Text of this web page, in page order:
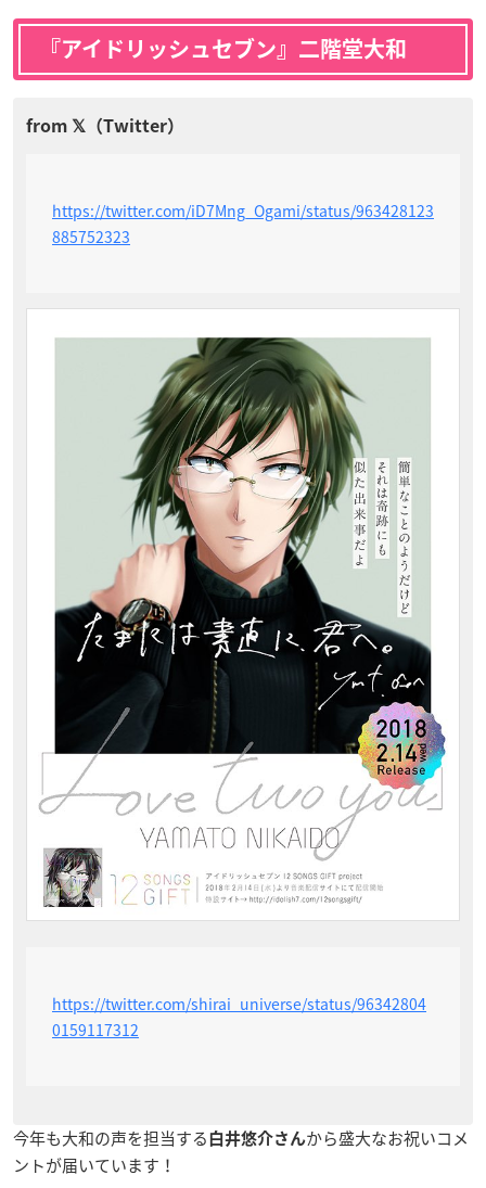
『アイドリッシュセブン』二階堂大和
https://twitter.com/iD7Mng_Ogami/status/963428123
885752323
https://twitter.com/shirai_universe/status/96342804
0159117312
今年も大和の声を担当する 白井悠介さんから盛大なお祝いコメ
ントが届いています！